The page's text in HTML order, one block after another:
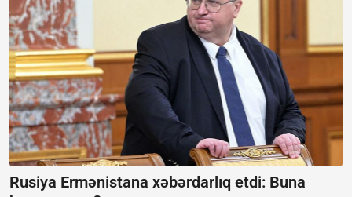
Rusiya Ermənistana xəbərdarlıq etdi: Buna